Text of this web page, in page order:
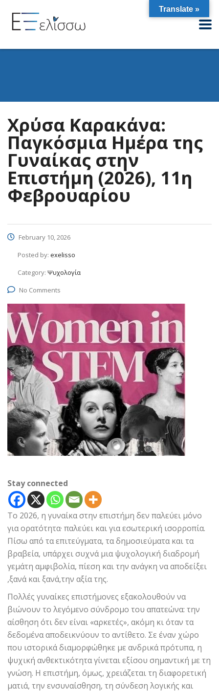
Χρύσα Καρακάνα:
Παγκόσμια Ημέρα της
Γυναίκας στην
Επιστήμη (2026), 11η
Φεβρουαρίου
February 10, 2026
Posted by: exelisso
Category: Ψυχολογία
No Comments
Stay connected
Το 2026, η γυναίκα στην επιστήμη δεν παλεύει μόνο
για ορατότητα· παλεύει και για εσωτερική ισορροπία.
Πίσω από τα επιτεύγματα, τα δημοσιεύματα και τα
βραβεία, υπάρχει συχνά μια ψυχολογική διαδρομή
γεμάτη αμφιβολία, πίεση και την ανάγκη να αποδείξει
,ξανά και ξανά,την αξία της.
Πολλές γυναίκες επιστήμονες εξακολουθούν να
βιώνουν το λεγόμενο σύνδρομο του απατεώνα: την
αίσθηση ότι δεν είναι «αρκετές», ακόμη κι όταν τα
δεδομένα αποδεικνύουν το αντίθετο. Σε έναν χώρο
που ιστορικά διαμορφώθηκε με ανδρικά πρότυπα, η
ψυχική ανθεκτικότητα γίνεται εξίσου σημαντική με τη
γνώση. Η επιστήμη, όμως, χρειάζεται τη διαφορετική
ματιά, την ενσυναίσθηση, τη σύνδεση λογικής και
Translate »